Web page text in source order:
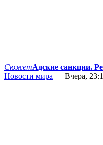
СюжетАдские санкции.
Новости мира — Вчера,